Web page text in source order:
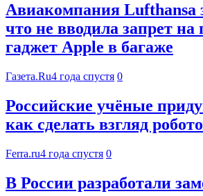
Авиакомпания Lufthansa
что не вводила запрет
гаджет Apple в багаже
Газета.Ru4 года спустя 0
Российские учёные
как сделать взгляд
Ferra.ru4 года спустя 0
В России разработали